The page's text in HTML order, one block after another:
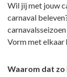
Wil jij met jouw
carnaval
Vorm met elkaar
Waarom dat zo